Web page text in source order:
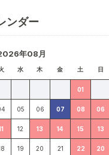
ンダー
年08月
水 木 金 土
01
05 06 07 08
12 13 14 15
19 20 21 22
日
06
13
20